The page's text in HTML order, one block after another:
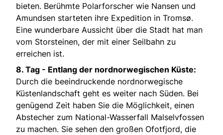
bieten. Berühmte Polarforscher wie Nansen und
Amundsen starteten ihre Expedition in Tromsø.
Eine wunderbare Aussicht über die Stadt hat man
vom Storsteinen, der mit einer Seilbahn zu
erreichen ist.
8. Tag - Entlang der nordnorwegischen Küste:
Durch die beeindruckende nordnorwegische
Küstenlandschaft geht es weiter nach Süden. Bei
genügend Zeit haben Sie die Möglichkeit, einen
Abstecher zum National-Wasserfall Malselvfossen
zu machen. Sie sehen den großen Ofotfjord, die